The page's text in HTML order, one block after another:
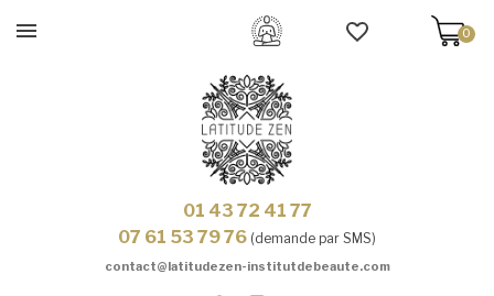
0
01 43 72 41 77
07 61 53 79 76 (demande par SMS)
contact@latitudezen-institutdebeaute.com